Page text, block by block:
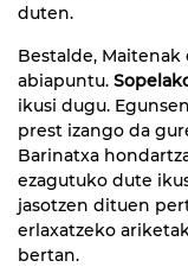
duten.
Bestalde, Maitenak
abiapuntu.
ikusi dugu.
prest izango da
Barinatxa
ezagutuko dute
jasotzen dituen
erlaxatzeko
bertan.